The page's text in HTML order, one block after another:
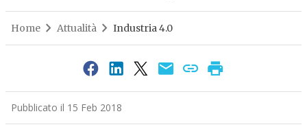
Home Attualità Industria 4.0
Pubblicato il 15 Feb 2018